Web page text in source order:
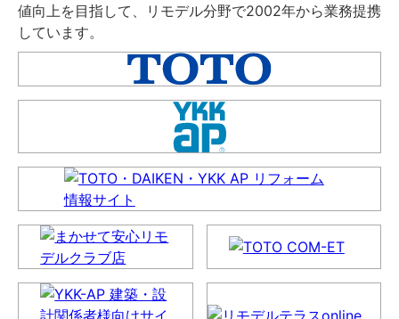
値向上を目指して、リモデル分野で2002年から業務提携
しています。